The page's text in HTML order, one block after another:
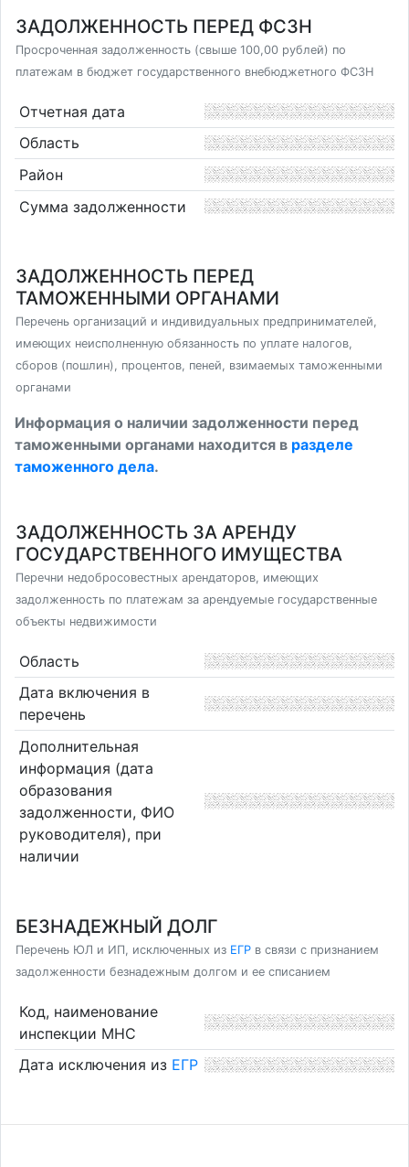
ЗАДОЛЖЕННОСТЬ ПЕРЕД ФСЗН
Просроченная задолженность (свыше 100,00 рублей) по
платежам в бюджет государственного внебюджетного ФСЗН
Отчетная дата
Область
Район
Сумма задолженности
ЗАДОЛЖЕННОСТЬ ПЕРЕД
ТАМОЖЕННЫМИ ОРГАНАМИ
Перечень организаций и индивидуальных предпринимателей,
имеющих неисполненную обязанность по уплате налогов,
сборов (пошлин), процентов, пеней, взимаемых таможенными
органами
Информация о наличии задолженности перед
таможенными органами находится в разделе
таможенного дела.
ЗАДОЛЖЕННОСТЬ ЗА АРЕНДУ
ГОСУДАРСТВЕННОГО ИМУЩЕСТВА
Перечни недобросовестных арендаторов, имеющих
задолженность по платежам за арендуемые государственные
объекты недвижимости
Область
Дата включения в
перечень
Дополнительная
информация (дата
образования
задолженности, ФИО
руководителя), при
наличии
БЕЗНАДЕЖНЫЙ ДОЛГ
Перечень ЮЛ и ИП, исключенных из ЕГР в связи с признанием
задолженности безнадежным долгом и ее списанием
Код, наименование
инспекции МНС
Дата исключения из ЕГР